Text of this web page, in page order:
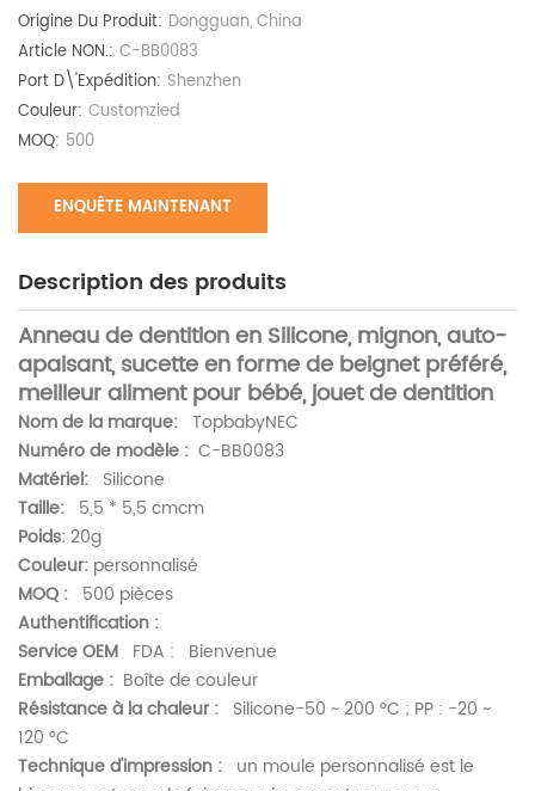
Origine Du Produit: Dongguan, China
Article NON.: C-BB0083
Port D\'expédition: Shenzhen
Couleur: Customzied
MOQ: 500
ENQUÊTE MAINTENANT
Description des produits
Anneau de dentition en Silicone, mignon, auto-
apaisant, sucette en forme de beignet préféré,
meilleur aliment pour bébé, jouet de dentition
Nom de la marque: TopbabyNEC
Numéro de modèle : C-BB0083
Matériel: Silicone
Taille: 5,5 * 5,5 cmcm
Poids:20g
Couleur: personnalisé
MOQ : 500 pièces
Authentification :
Service OEM FDA : Bienvenue
Emballage : Boîte de couleur
Résistance à la chaleur : Silicone-50 ~ 200 °C ; PP : -20 ~
120 °C
Technique d'impression : un moule personnalisé est le